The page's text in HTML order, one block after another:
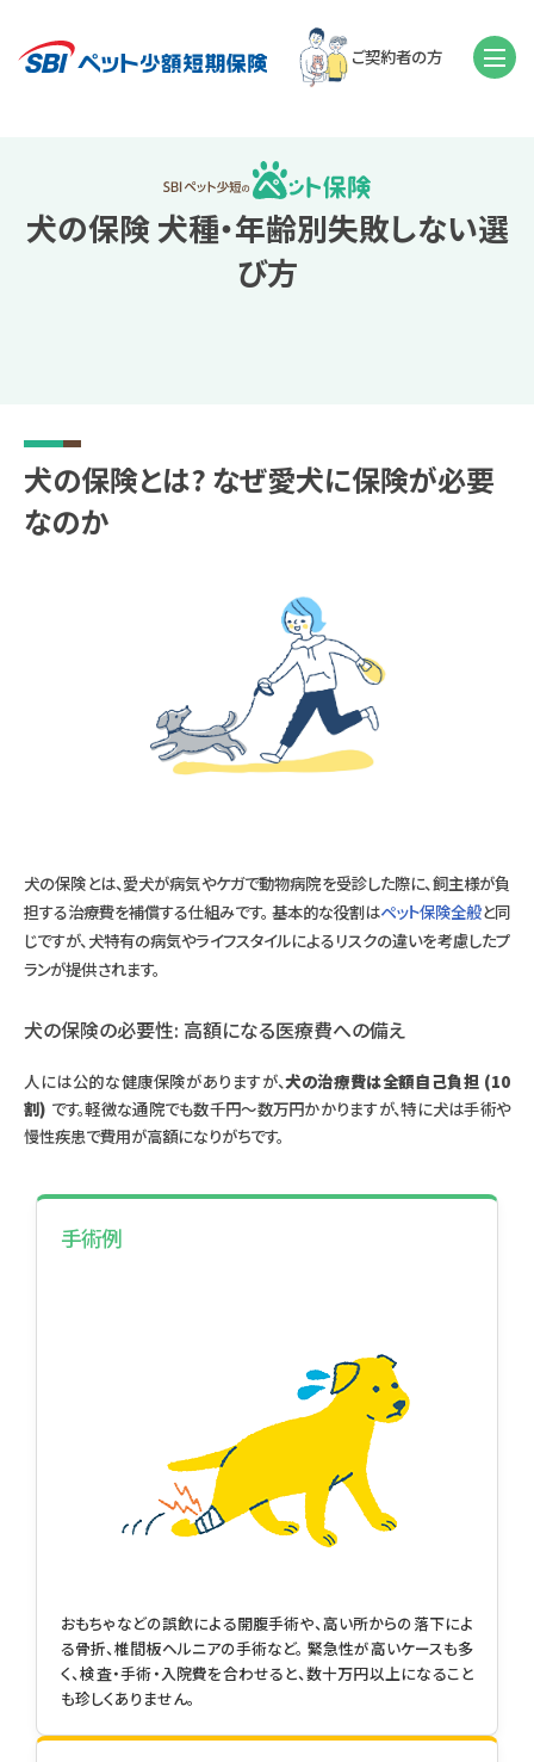
ご契約者の方
犬の保険 犬種・年齢別失敗しない選
び方
犬の保険とは? なぜ愛犬に保険が必要
なのか
犬の保険とは、愛犬が病気やケガで動物病院を受診した際に、飼主様が負
担する治療費を補償する仕組みです。 基本的な役割はペット保険全般と同
じですが、犬特有の病気やライフスタイルによるリスクの違いを考慮したプ
ランが提供されます。
犬の保険の必要性: 高額になる医療費への備え
人には公的な健康保険がありますが、犬の治療費は全額自己負担 (10
割) です。軽微な通院でも数千円～数万円かかりますが、特に犬は手術や
慢性疾患で費用が高額になりがちです。
手術例
おもちゃなどの誤飲による開腹手術や、高い所からの落下によ
る骨折、椎間板ヘルニアの手術など。 緊急性が高いケースも多
く、検査・手術・入院費を合わせると、数十万円以上になること
も珍しくありません。